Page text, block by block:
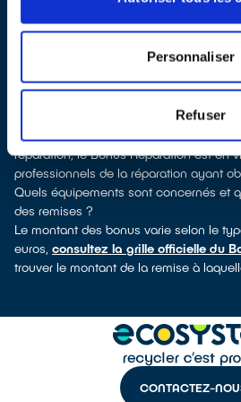
Personnaliser
Refuser
. En cliquant sur la fiche
verrez pour quels types d’appareils ce
téléphone mobile, outils électriques : à
d’équipements son réparateur
Consulter l’annuaire
Comment bénéficier du Bonus
Déduit instantanément et de manière
réparation, le Bonus Réparation est en
professionnels de la réparation ayant
Quels équipements sont concernés et
des remises ?
Le montant des bonus varie selon le
euros, consultez la grille officielle du
trouver le montant de la remise à
CONTACTEZ-